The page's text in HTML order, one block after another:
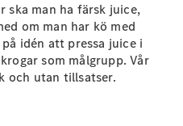
ska man ha färsk juice,
om man har kö med
idén att pressa juice i
som målgrupp. Vår
och utan tillsatser.